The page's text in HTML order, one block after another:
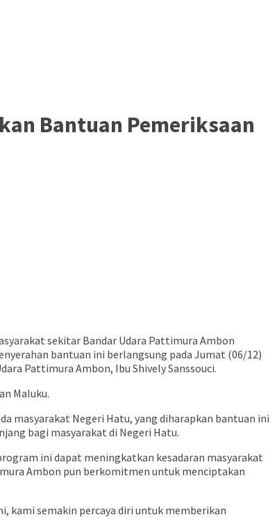
Bantuan Pemeriksaan
sekitar Bandar Udara Pattimura Ambon
bantuan ini berlangsung pada Jumat (06/12)
Pattimura Ambon, Ibu Shively Sanssouci.
Maluku.
masyarakat Negeri Hatu, yang diharapkan bantuan ini
bagi masyarakat di Negeri Hatu.
ini dapat meningkatkan kesadaran masyarakat
Ambon pun berkomitmen untuk menciptakan
kami semakin percaya diri untuk memberikan